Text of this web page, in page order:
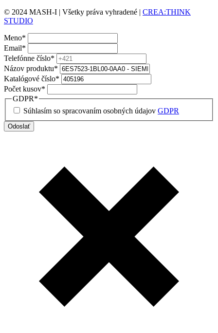
© 2024 MASH-I | Všetky práva vyhradené | CREA:THINK
STUDIO
Meno*
Email*
Telefónne číslo*
Názov produktu*
Katalógové číslo*
Počet kusov*
GDPR*
Súhlasím so spracovaním osobných údajov GDPR
Odoslať